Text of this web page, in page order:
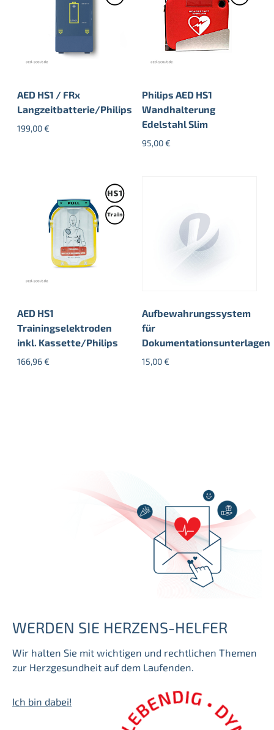
AED HS1 / FRx
Langzeitbatterie/Philips
199,00€
Philips AED HS1
Wandhalterung
Edelstahl Slim
95,00€
AED HS1
Trainingselektroden
inkl. Kassette/Philips
166,96€
Aufbewahrungssystem
für
Dokumentationsunterlagen
15,00€
WERDEN SIE HERZENS-HELFER
Wir halten Sie mit wichtigen und rechtlichen Themen
zur Herzgesundheit auf dem Laufenden.
Ich bin dabei!